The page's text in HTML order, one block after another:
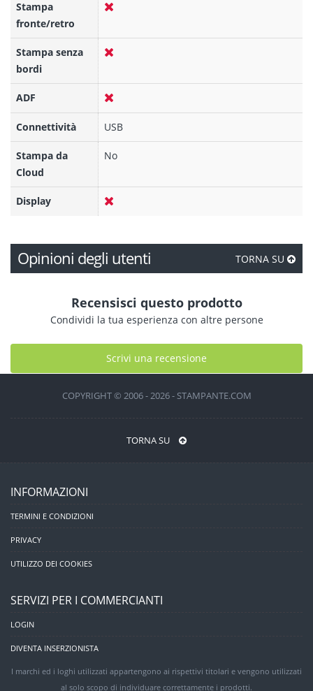
Stampa
fronte/retro
Stampa senza
bordi
ADF
Connettività USB
Stampa da
Cloud
No
Display
Opinioni degli utenti TORNA SU
Recensisci questo prodotto
Condividi la tua esperienza con altre persone
Scrivi una recensione
COPYRIGHT © 2006 - 2026 - STAMPANTE.COM
TORNA SU
INFORMAZIONI
TERMINI E CONDIZIONI
PRIVACY
UTILIZZO DEI COOKIES
SERVIZI PER I COMMERCIANTI
LOGIN
DIVENTA INSERZIONISTA
I marchi ed i loghi utilizzati appartengono ai rispettivi titolari e vengono utilizzati
al solo scopo di individuare correttamente i prodotti.